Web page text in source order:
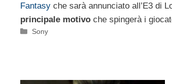
Fantasy che sarà annunciato all’E3 di
principale motivo che spingerà i
Categorie
Sony